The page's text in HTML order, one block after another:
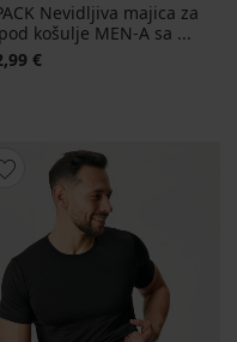
Nevidljiva majica za
košulje MEN-A sa ...
€